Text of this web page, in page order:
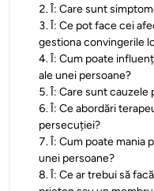
2.Î: Care sunt
3.Î: Ce pot face cei
gestiona convingerile
4.Î: Cum poate
ale unei persoane?
5.Î: Care sunt cauzele
6.Î: Ce abordări
persecuției?
7.Î: Cum poate mania
unei persoane?
8.Î: Ce ar trebui să